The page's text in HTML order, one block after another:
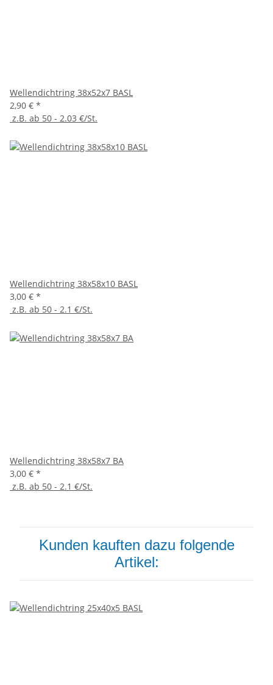
Wellendichtring 38x52x7 BASL
2,90 € *
z.B. ab 50 - 2.03 €/St.
Wellendichtring 38x58x10 BASL
3,00 € *
z.B. ab 50 - 2.1 €/St.
Wellendichtring 38x58x7 BA
3,00 € *
z.B. ab 50 - 2.1 €/St.
Kunden kauften dazu folgende
Artikel: